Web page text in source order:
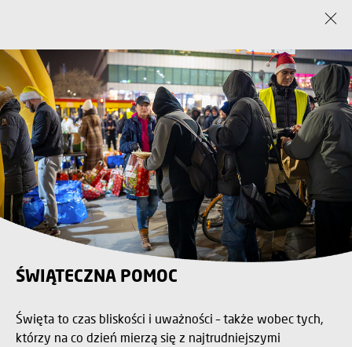
ŚWIĄTECZNA POMOC
Święta to czas bliskości i uważności – także wobec tych,
którzy na co dzień mierzą się z najtrudniejszymi